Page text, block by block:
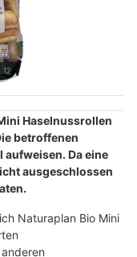
Haselnussrollen
betroffenen
Da eine
ausgeschlossen
Naturaplan Bio Mini